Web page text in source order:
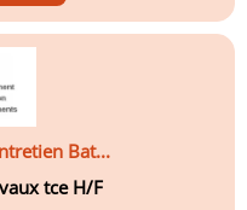
Bat...
tce H/F